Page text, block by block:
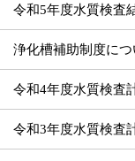
令和5年度水質検査
浄化槽補助制度につ
令和4年度水質検査
令和3年度水質検査